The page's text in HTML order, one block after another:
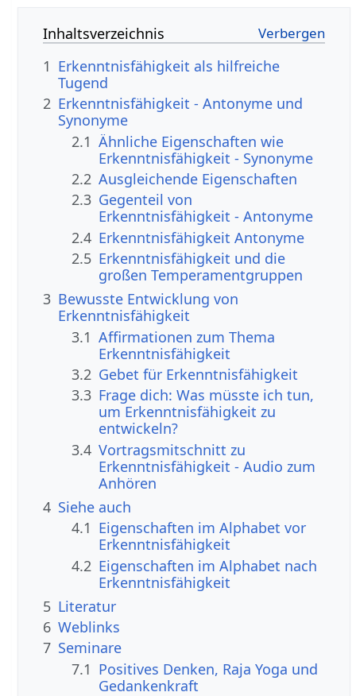
Inhaltsverzeichnis
1 Erkenntnisfähigkeit als hilfreiche
Tugend
2 Erkenntnisfähigkeit - Antonyme und
Synonyme
2.1 Ähnliche Eigenschaften wie
Erkenntnisfähigkeit - Synonyme
2.2 Ausgleichende Eigenschaften
2.3 Gegenteil von
Erkenntnisfähigkeit - Antonyme
2.4 Erkenntnisfähigkeit Antonyme
2.5 Erkenntnisfähigkeit und die
großen Temperamentgruppen
3 Bewusste Entwicklung von
Erkenntnisfähigkeit
3.1 Affirmationen zum Thema
Erkenntnisfähigkeit
3.2 Gebet für Erkenntnisfähigkeit
3.3 Frage dich: Was müsste ich tun,
um Erkenntnisfähigkeit zu
entwickeln?
3.4 Vortragsmitschnitt zu
Erkenntnisfähigkeit - Audio zum
Anhören
4 Siehe auch
4.1 Eigenschaften im Alphabet vor
Erkenntnisfähigkeit
4.2 Eigenschaften im Alphabet nach
Erkenntnisfähigkeit
5 Literatur
6 Weblinks
7 Seminare
7.1 Positives Denken, Raja Yoga und
Gedankenkraft